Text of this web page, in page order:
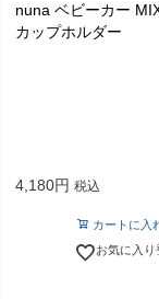
nuna ベビーカー
カップホルダー
4,180 税込
カートに入
お気に入り